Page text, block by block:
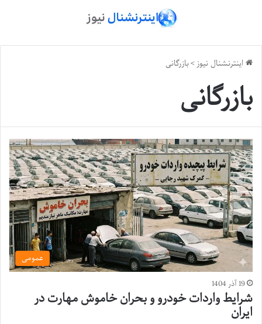
اینترنشنال نیوز>بازرگانی
بازرگانی
عمومی
19 آذر 1404
شرایط واردات خودرو و بحران خاموش مهارت در
ایران